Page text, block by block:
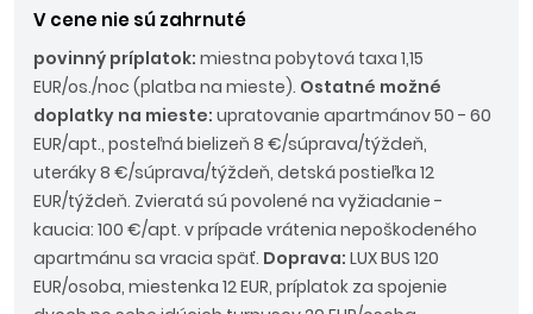
V cene nie sú zahrnuté
povinný príplatok: miestna pobytová taxa 1,15
EUR/os./noc (platba na mieste). Ostatné možné
doplatky na mieste: upratovanie apartmánov 50 - 60
EUR/apt., posteľná bielizeň 8 €/súprava/týždeň,
uteráky 8 €/súprava/týždeň, detská postieľka 12
EUR/týždeň. Zvieratá sú povolené na vyžiadanie -
kaucia: 100 €/apt. v prípade vrátenia nepoškodeného
apartmánu sa vracia späť. Doprava: LUX BUS 120
EUR/osoba, miestenka 12 EUR, príplatok za spojenie